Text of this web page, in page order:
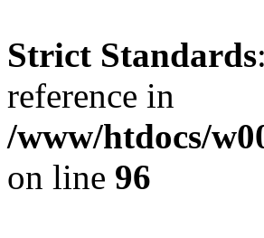
Strict Standards
reference in
/www/htdocs/
on line 96